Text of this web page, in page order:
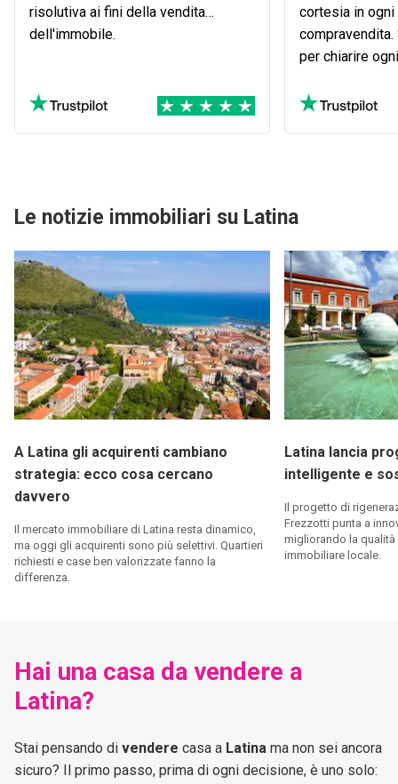
risolutiva ai fini della vendita
dell'immobile.
cortesia in
per chiarire
Consiglio
Le notizie immobiliari su Latina
A Latina gli acquirenti cambiano
strategia: ecco cosa cercano
davvero
Il mercato immobiliare di Latina resta dinamico,
ma oggi gli acquirenti sono più selettivi. Quartieri
richiesti e case ben valorizzate fanno la
differenza.
Latina lancia
intelligente e
Il progetto di
Frezzotti punta a
migliorando la qualità
immobiliare locale.
Hai una casa da vendere a
Latina?
Stai pensando di vendere casa a Latina ma non sei ancora
sicuro? Il primo passo, prima di ogni decisione, è uno solo: